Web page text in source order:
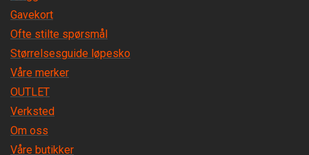
Gavekort
Ofte stilte spørsmål
Størrelsesguide løpesko
Våre merker
OUTLET
Verksted
Om oss
Våre butikker